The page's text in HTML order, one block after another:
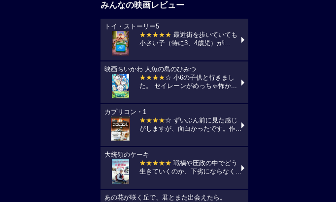
みんなの映画レビュー
トイ・ストーリー5
★★★★★ 最近街を歩いていても
小さい子（特に3、4歳児）がi...
映画ちいかわ 人魚の島のひみつ
★★★★☆ 小6の子供と行きまし
た。 セイレーンがめっちゃ怖か...
カプリコン・1
★★★★☆ ずいぶん前に見た感じ
がしますが、面白かったです。作...
大統領のケーキ
★★★★★ 戦禍や圧政の中でどう
生きていくのか、下劣にならなく...
あの花が咲く丘で、君とまた出会えたら。